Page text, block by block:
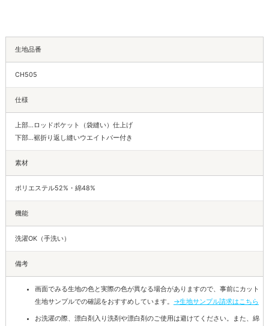
生地品番
CH505
仕様
上部…ロッドポケット（袋縫い）仕上げ
下部…裾折り返し縫いウエイトバー付き
素材
ポリエステル52%・綿48%
機能
洗濯OK（手洗い）
備考
画面でみる生地の色と実際の色が異なる場合がありますので、事前にカット
生地サンプルでの確認をおすすめしています。 →生地サンプル請求はこちら
お洗濯の際、漂白剤入り洗剤や漂白剤のご使用は避けてください。また、綿